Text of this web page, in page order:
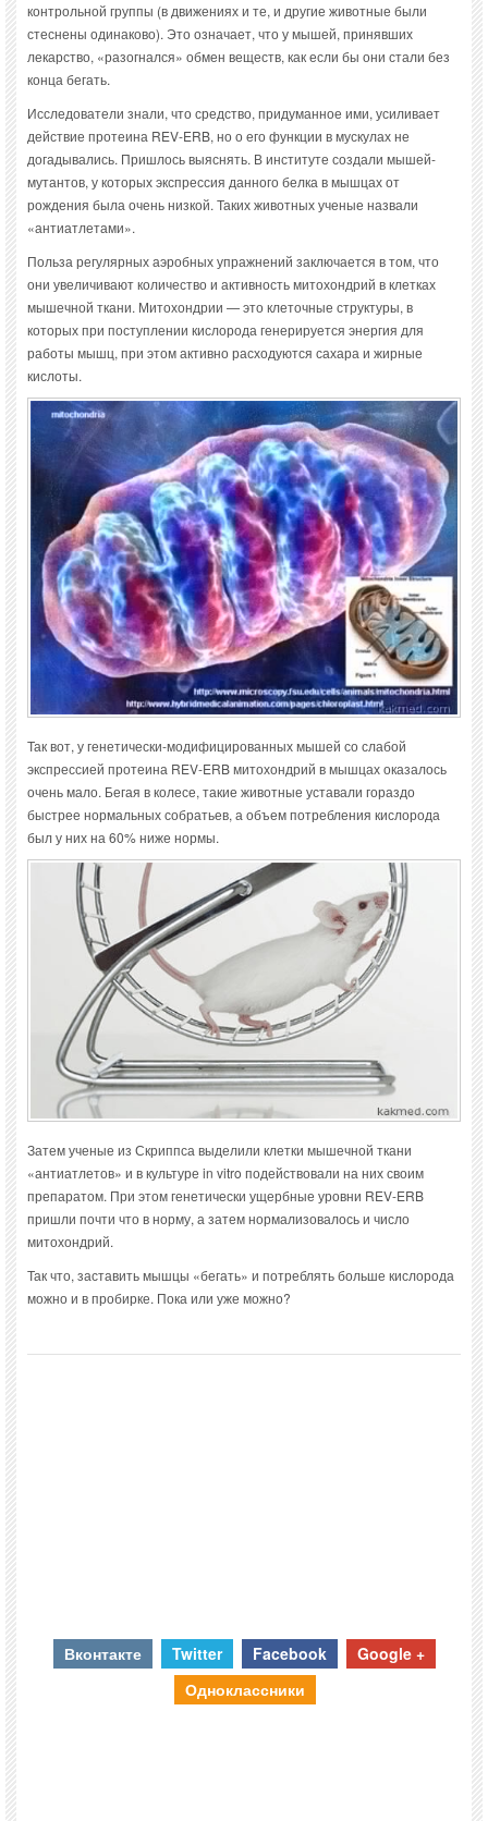
контрольной группы (в движениях и те, и другие животные были
стеснены одинаково). Это означает, что у мышей, принявших
лекарство, «разогнался» обмен веществ, как если бы они стали без
конца бегать.
Исследователи знали, что средство, придуманное ими, усиливает
действие протеина REV-ERB, но о его функции в мускулах не
догадывались. Пришлось выяснять. В институте создали мышей-
мутантов, у которых экспрессия данного белка в мышцах от
рождения была очень низкой. Таких животных ученые назвали
«антиатлетами».
Польза регулярных аэробных упражнений заключается в том, что
они увеличивают количество и активность митохондрий в клетках
мышечной ткани. Митохондрии — это клеточные структуры, в
которых при поступлении кислорода генерируется энергия для
работы мышц, при этом активно расходуются сахара и жирные
кислоты.
Так вот, у генетически-модифицированных мышей со слабой
экспрессией протеина REV-ERB митохондрий в мышцах оказалось
очень мало. Бегая в колесе, такие животные уставали гораздо
быстрее нормальных собратьев, а объем потребления кислорода
был у них на 60% ниже нормы.
Затем ученые из Скриппса выделили клетки мышечной ткани
«антиатлетов» и в культуре in vitro подействовали на них своим
препаратом. При этом генетически ущербные уровни REV-ERB
пришли почти что в норму, а затем нормализовалось и число
митохондрий.
Так что, заставить мышцы «бегать» и потреблять больше кислорода
можно и в пробирке. Пока или уже можно?
Вконтакте Twitter Facebook
Google +
Одноклассники